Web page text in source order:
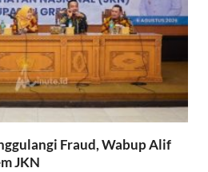
Fraud, Wabup Alif
JKN